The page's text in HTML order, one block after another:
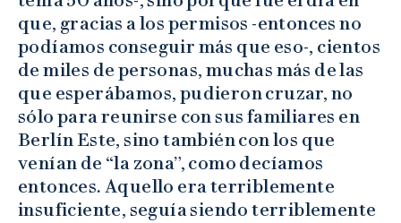
que, gracias a los permisos -entonces no
podíamos conseguir más que eso-, cientos
de miles de personas, muchas más de las
que esperábamos, pudieron cruzar, no
sólo para reunirse con sus familiares en
Berlín Este, sino también con los que
venían de “la zona”, como decíamos
entonces. Aquello era terriblemente
insuficiente, seguía siendo terriblemente